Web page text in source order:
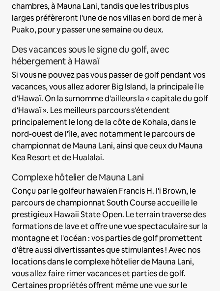
chambres, à Mauna Lani, tandis que les tribus plus
larges préfèreront l'une de nos villas en bord de mer à
Puako, pour y passer une semaine ou deux.
Des vacances sous le signe du golf, avec
hébergement à Hawaï
Si vous ne pouvez pas vous passer de golf pendant vos
vacances, vous allez adorer Big Island, la principale île
d'Hawaï. On la surnomme d'ailleurs la « capitale du golf
d'Hawaï ». Les meilleurs parcours s'étendent
principalement le long de la côte de Kohala, dans le
nord-ouest de l'île, avec notamment le parcours de
championnat de Mauna Lani, ainsi que ceux du Mauna
Kea Resort et de Hualalai.
Complexe hôtelier de Mauna Lani
Conçu par le golfeur hawaïen Francis H. I'i Brown, le
parcours de championnat South Course accueille le
prestigieux Hawaii State Open. Le terrain traverse des
formations de lave et offre une vue spectaculaire sur la
montagne et l'océan : vos parties de golf promettent
d'être aussi divertissantes que stimulantes ! Avec nos
locations dans le complexe hôtelier de Mauna Lani,
vous allez faire rimer vacances et parties de golf.
Certaines propriétés offrent même une vue sur le